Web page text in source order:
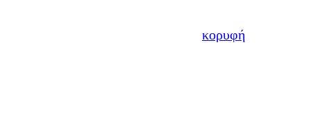
κορυφή